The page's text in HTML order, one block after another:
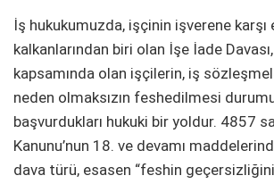
İş hukukumuzda, işçinin işverene
kalkanlarından biri olan İşe İade
kapsamında olan işçilerin, iş
neden olmaksızın feshedilmesi
başvurdukları hukuki bir yoldur. 4857
Kanunu’nun 18. ve devamı
dava türü, esasen “feshin